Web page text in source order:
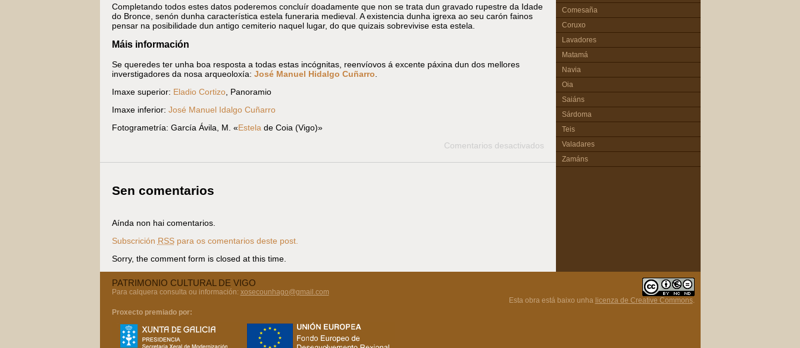
Completando todos estes datos poderemos concluír doadamente que non se trata dun gravado rupestre da Idade
do Bronce, senón dunha característica estela funeraria medieval. A existencia dunha igrexa ao seu carón fainos
pensar na posibilidade dun antigo cemiterio naquel lugar, do que quizais sobrevivise esta estela.
Máis información
Se queredes ter unha boa resposta a todas estas incógnitas, reenvíovos á excente páxina dun dos mellores
inverstigadores da nosa arqueoloxía: José Manuel Hidalgo Cuñarro
Imaxe superior: Eladio Cortizo, Panoramio
Imaxe inferior: José Manuel Idalgo Cuñarro
Fotogrametría: García Ávila, M. «Estela de Coia (Vigo)»
Comentarios desactivados
Sen comentarios
Aínda non hai comentarios.
Subscrición RSSpara os comentarios deste post.
Sorry, the comment form is closed at this time.
Comesaña
Coruxo
Lavadores
Matamá
Navia
Oia
Saiáns
Sárdoma
Teis
Valadares
Zamáns
PATRIMONIO CULTURAL DE VIGO
Para calquera consulta ou información: xosecounhago@gmail.com
Proxecto premiado por:
Esta obra está baixo unha licenza de Creative Commons.